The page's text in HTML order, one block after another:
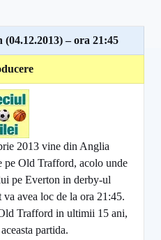
– ora 21:45
2013 vine din Anglia
pe Old Trafford, acolo unde
pe Everton in derby-ul
avea loc de la ora 21:45.
Trafford in ultimii 15 ani,
partida.